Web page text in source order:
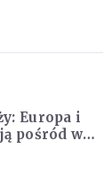
Europa i
pośród was